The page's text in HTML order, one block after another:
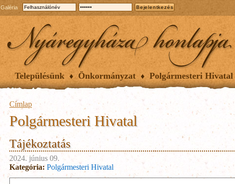
Galéria
Településünk Önkormányzat Polgármesteri Hivatal
Címlap
Polgármesteri Hivatal
Tájékoztatás
2024. június 09.
Kategória: Polgármesteri Hivatal